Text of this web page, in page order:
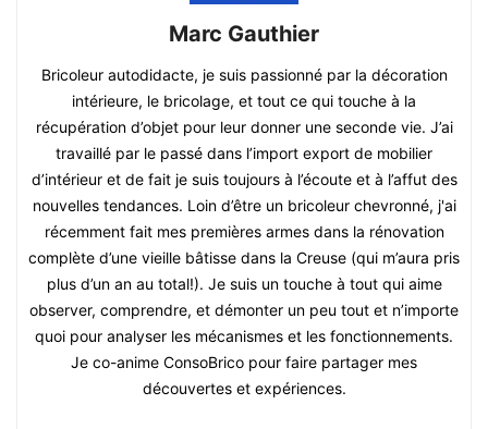
Marc Gauthier
Bricoleur autodidacte, je suis passionné par la décoration
intérieure, le bricolage, et tout ce qui touche à la
récupération d’objet pour leur donner une seconde vie. J’ai
travaillé par le passé dans l’import export de mobilier
d’intérieur et de fait je suis toujours à l’écoute et à l’affut des
nouvelles tendances. Loin d’être un bricoleur chevronné, j'ai
récemment fait mes premières armes dans la rénovation
complète d’une vieille bâtisse dans la Creuse (qui m’aura pris
plus d’un an au total!). Je suis un touche à tout qui aime
observer, comprendre, et démonter un peu tout et n’importe
quoi pour analyser les mécanismes et les fonctionnements.
Je co-anime ConsoBrico pour faire partager mes
découvertes et expériences.